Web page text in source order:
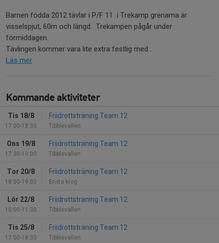
Barnen födda 2012 tävlar i P/F 11 i Trekamp grenarna är
visselspjut, 60m och längd. Trekampen pågår under
förmiddagen.
Tävlingen kommer vara lite extra festlig med...
Läs mer
Kommande aktiviteter
Tis 18/8
17:00-18:30
Friidrottsträning Team 12
Tibblevallen
Ons 19/8
17:30-19:00
Friidrottsträning Team 12
Tibblevallen
Tor 20/8
18:00-19:00
Friidrottsträning Team 12
Ensta krog
Lör 22/8
10:00-11:30
Friidrottsträning Team 12
Tibblevallen
Tis 25/8
17:00-18:30
Friidrottsträning Team 12
Tibblevallen